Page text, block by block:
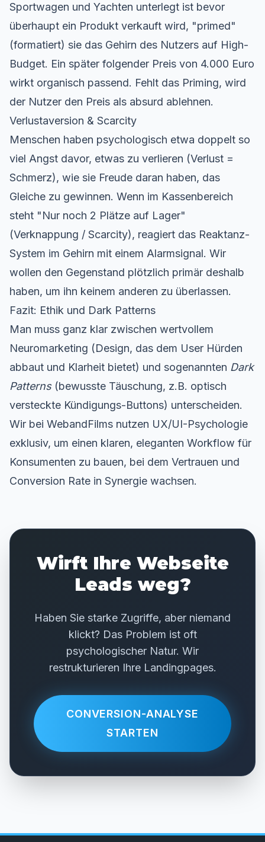
Sportwagen und Yachten unterlegt ist bevor
überhaupt ein Produkt verkauft wird, "primed"
(formatiert) sie das Gehirn des Nutzers auf High-
Budget. Ein später folgender Preis von 4.000 Euro
wirkt organisch passend. Fehlt das Priming, wird
der Nutzer den Preis als absurd ablehnen.
Verlustaversion & Scarcity
Menschen haben psychologisch etwa doppelt so
viel Angst davor, etwas zu verlieren (Verlust =
Schmerz), wie sie Freude daran haben, das
Gleiche zu gewinnen. Wenn im Kassenbereich
steht "Nur noch 2 Plätze auf Lager"
(Verknappung / Scarcity), reagiert das Reaktanz-
System im Gehirn mit einem Alarmsignal. Wir
wollen den Gegenstand plötzlich primär deshalb
haben, um ihn keinem anderen zu überlassen.
Fazit: Ethik und Dark Patterns
Man muss ganz klar zwischen wertvollem
Neuromarketing (Design, das dem User Hürden
abbaut und Klarheit bietet) und sogenannten Dark
Patterns(bewusste Täuschung, z.B. optisch
versteckte Kündigungs-Buttons) unterscheiden.
Wir bei WebandFilms nutzen UX/UI-Psychologie
exklusiv, um einen klaren, eleganten Workflow für
Konsumenten zu bauen, bei dem Vertrauen und
Conversion Rate in Synergie wachsen.
Wirft Ihre Webseite
Leads weg?
Haben Sie starke Zugriffe, aber niemand
klickt? Das Problem ist oft
psychologischer Natur. Wir
restrukturieren Ihre Landingpages.
CONVERSION-ANALYSE
STARTEN